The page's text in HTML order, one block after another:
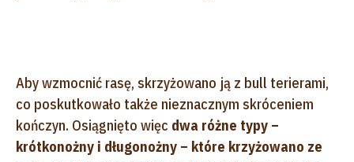
Aby wzmocnić rasę, skrzyżowano ją z bull terierami,
co poskutkowało także nieznacznym skróceniem
kończyn. Osiągnięto więc dwa różne typy –
krótkonożny i długonożny – które krzyżowano ze